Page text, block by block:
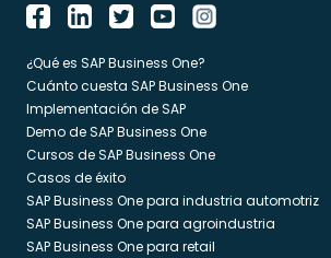
¿Qué es SAP Business One?
Cuánto cuesta SAP Business One
Implementación de SAP
Demo de SAP Business One
Cursos de SAP Business One
Casos de éxito
SAP Business One para industria automotriz
SAP Business One para agroindustria
SAP Business One para retail